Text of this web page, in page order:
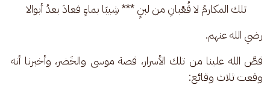
تلك المكارمُ لا قُعْبانِ من لبنٍ *** شِيبَا بماءٍ فعادَ بعدُ أبوالا
رضي الله عنهم.
قصَّ الله علينا من تلك الأسرار، قصة موسى والخَضر، وأخبرنا أنه
وقعت ثلاث وقائع: